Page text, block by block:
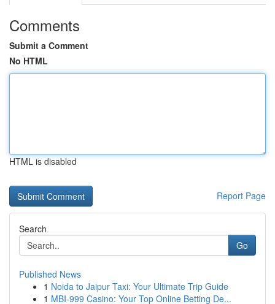
Comments
Submit a Comment
No HTML
HTML is disabled
Report Page
Search
Go
Published News
1 Noida to Jaipur Taxi: Your Ultimate Trip Guide
1 MBI-999 Casino: Your Top Online Betting De...